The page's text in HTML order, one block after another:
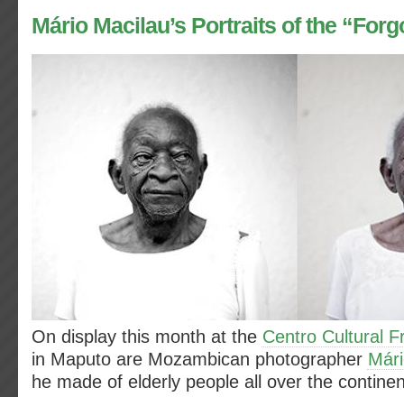
Mário Macilau’s Portraits of the
On display this month at the Centro Cultural
in Maputo are Mozambican photographer
he made of elderly people all over the